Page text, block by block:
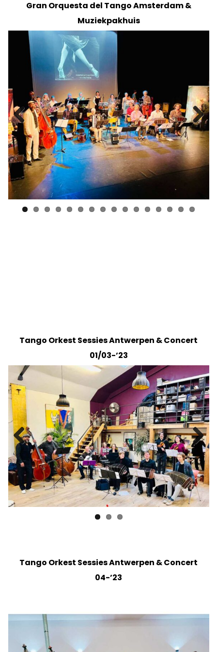
Gran Orquesta del Tango Amsterdam &
Muziekpakhuis
Previ
ous
Next
Tango Orkest Sessies Antwerpen & Concert
01/03-’23
Previ
ous
Next
Tango Orkest Sessies Antwerpen & Concert
04-’23